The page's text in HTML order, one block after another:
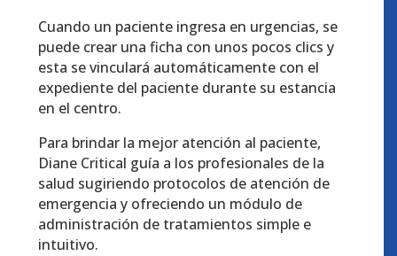
Cuando un paciente ingresa en urgencias, se
puede crear una ficha con unos pocos clics y
esta se vinculará automáticamente con el
expediente del paciente durante su estancia
en el centro.
Para brindar la mejor atención al paciente,
Diane Critical guía a los profesionales de la
salud sugiriendo protocolos de atención de
emergencia y ofreciendo un módulo de
administración de tratamientos simple e
intuitivo.